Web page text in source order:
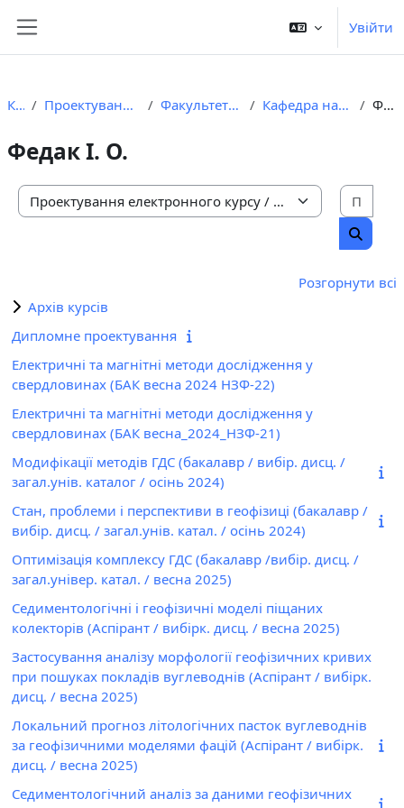
Увійти
Курси Проектування електронного курсу Факультет природничих наук Кафедра нафтогазової геофізики Федак І. О.
Федак І. О.
Категорії курсів
Пошук
Розгорнути всі
Архів курсів
Дипломне проектування
Електричні та магнітні методи дослідження у
свердловинах (БАК весна 2024 НЗФ-22)
Електричні та магнітні методи дослідження у
свердловинах (БАК весна_2024_НЗФ-21)
Модифікації методів ГДС (бакалавр / вибір. дисц. /
загал.унів. каталог / осінь 2024)
Стан, проблеми і перспективи в геофізиці (бакалавр /
вибір. дисц. / загал.унів. катал. / осінь 2024)
Оптимізація комплексу ГДС (бакалавр /вибір. дисц. /
загал.універ. катал. / весна 2025)
Седиментологічні і геофізичні моделі піщаних
колекторів (Аспірант / вибірк. дисц. / весна 2025)
Застосування аналізу морфології геофізичних кривих
при пошуках покладів вуглеводнів (Аспірант / вибірк.
дисц. / весна 2025)
Локальний прогноз літологічних пасток вуглеводнів
за геофізичними моделями фацій (Аспірант / вибірк.
дисц. / весна 2025)
Седиментологічний аналіз за даними геофізичних